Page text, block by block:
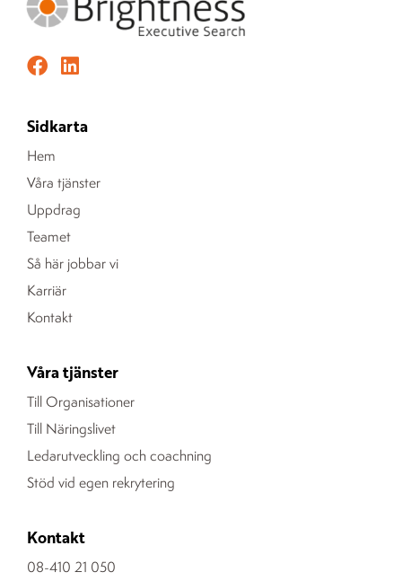
Sidkarta
Hem
Våra tjänster
Uppdrag
Teamet
Så här jobbar vi
Karriär
Kontakt
Våra tjänster
Till Organisationer
Till Näringslivet
Ledarutveckling och coachning
Stöd vid egen rekrytering
Kontakt
08-410 21 050